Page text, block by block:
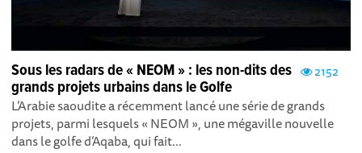
2152
Sous les radars de « NEOM » : les non-dits des
grands projets urbains dans le Golfe
L’Arabie saoudite a récemment lancé une série de grands
projets, parmi lesquels « NEOM », une mégaville nouvelle
dans le golfe d’Aqaba, qui fait...